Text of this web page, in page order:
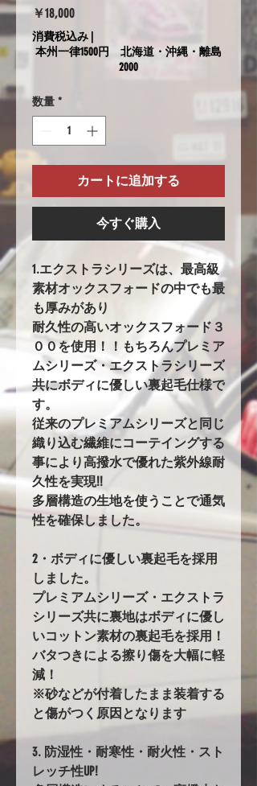
￥18,000価
格
消費税込み
本州一律1500円 北海道・沖縄・離島
2000
数量 *
カートに追加する
今すぐ購入
1.エクストラシリーズは、最高級
素材オックスフォードの中でも最
も厚みがあり
耐久性の高いオックスフォード３
００を使用！！もちろんプレミア
ムシリーズ・エクストラシリーズ
共にボディに優しい裏起毛仕様で
す。
従来のプレミアムシリーズと同じ
織り込む繊維にコーテイングする
事により高撥水で優れた紫外線耐
久性を実現!!
多層構造の生地を使うことで通気
性を確保しました。
2・ボディに優しい裏起毛を採用
しました。
プレミアムシリーズ・エクストラ
シリーズ共に裏地はボディに優し
いコットン素材の裏起毛を採用！
バタつきによる擦り傷を大幅に軽
減！
※砂などが付着したまま装着する
と傷がつく原因となります
3. 防湿性・耐寒性・耐火性・スト
レッチ性UP!